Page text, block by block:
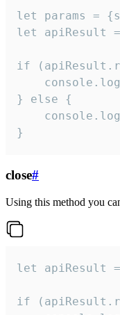
let params =
let apiResult
if
} else {
}
close#
Using this method you
let apiResult
if